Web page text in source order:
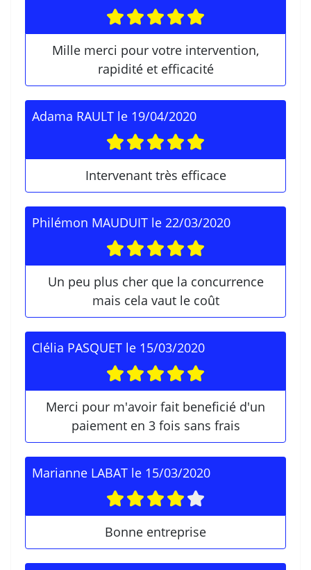
Mille merci pour votre intervention,
rapidité et efficacité
Adama RAULT le 19/04/2020
Intervenant très efficace
Philémon MAUDUIT le 22/03/2020
Un peu plus cher que la concurrence
mais cela vaut le coût
Clélia PASQUET le 15/03/2020
Merci pour m'avoir fait beneficié d'un
paiement en 3 fois sans frais
Marianne LABAT le 15/03/2020
Bonne entreprise